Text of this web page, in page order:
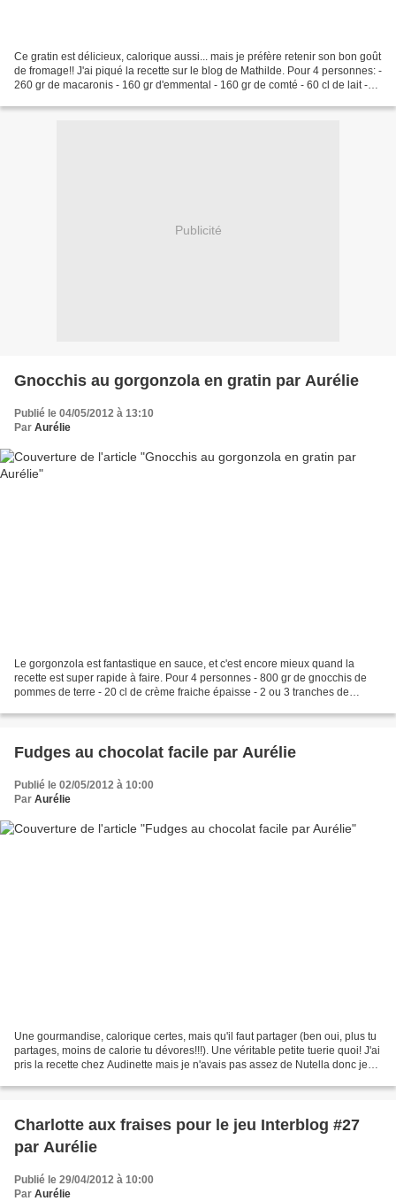
Ce gratin est délicieux, calorique aussi... mais je préfère retenir son bon goût
de fromage!! J'ai piqué la recette sur le blog de Mathilde. Pour 4 personnes: -
260 gr de macaronis - 160 gr d'emmental - 160 gr de comté - 60 cl de lait -
Publicité
Gnocchis au gorgonzola en gratin par Aurélie
Publié le 04/05/2012 à 13:10
Par Aurélie
Le gorgonzola est fantastique en sauce, et c'est encore mieux quand la
recette est super rapide à faire. Pour 4 personnes - 800 gr de gnocchis de
pommes de terre - 20 cl de crème fraiche épaisse - 2 ou 3 tranches de
Fudges au chocolat facile par Aurélie
Publié le 02/05/2012 à 10:00
Par Aurélie
Une gourmandise, calorique certes, mais qu'il faut partager (ben oui, plus tu
partages, moins de calorie tu dévores!!!). Une véritable petite tuerie quoi! J'ai
pris la recette chez Audinette mais je n'avais pas assez de Nutella donc je
Charlotte aux fraises pour le jeu Interblog #27
par Aurélie
Publié le 29/04/2012 à 10:00
Par Aurélie